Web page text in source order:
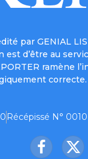
par GENIAL
d’être au
correcte.
Récépissé N°
Facebook
X